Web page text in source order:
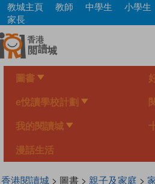
Skip
main
content
教城主頁 教師 中學生
小學生
家長
圖書
e悅讀學校計劃
我的閱讀城
漫話生活
香港閱讀城> 圖書 > 親子及家庭 >